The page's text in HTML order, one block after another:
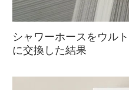
シャワーホースをウル
に交換した結果